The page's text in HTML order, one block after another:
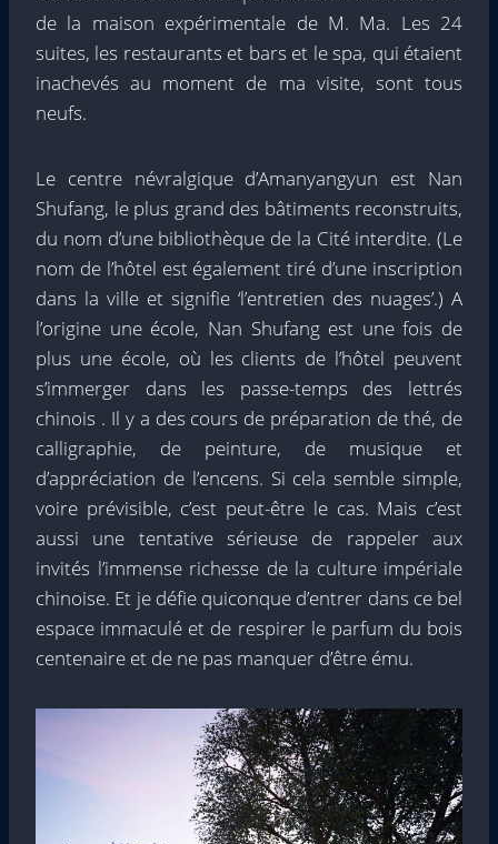
de la maison expérimentale de M. Ma. Les 24
suites, les restaurants et bars et le spa, qui étaient
inachevés au moment de ma visite, sont tous
neufs.
Le centre névralgique d’Amanyangyun est Nan
Shufang, le plus grand des bâtiments reconstruits,
du nom d’une bibliothèque de la Cité interdite. (Le
nom de l’hôtel est également tiré d’une inscription
dans la ville et signifie ‘l’entretien des nuages’.) A
l’origine une école, Nan Shufang est une fois de
plus une école, où les clients de l’hôtel peuvent
s’immerger dans les passe-temps des lettrés
chinois . Il y a des cours de préparation de thé, de
calligraphie, de peinture, de musique et
d’appréciation de l’encens. Si cela semble simple,
voire prévisible, c’est peut-être le cas. Mais c’est
aussi une tentative sérieuse de rappeler aux
invités l’immense richesse de la culture impériale
chinoise. Et je défie quiconque d’entrer dans ce bel
espace immaculé et de respirer le parfum du bois
centenaire et de ne pas manquer d’être ému.